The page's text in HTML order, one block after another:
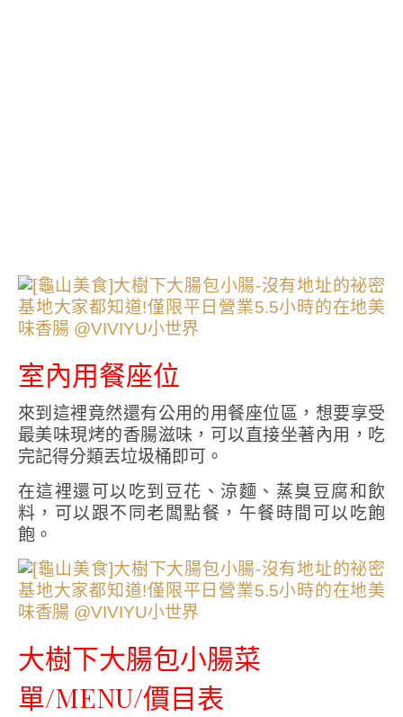
室內用餐座位
來到這裡竟然還有公用的用餐座位區，想要享受
最美味現烤的香腸滋味，可以直接坐著內用，吃
完記得分類丟垃圾桶即可。
在這裡還可以吃到豆花、涼麵、蒸臭豆腐和飲
料，可以跟不同老闆點餐，午餐時間可以吃飽
飽。
大樹下大腸包小腸菜
單/MENU/價目表